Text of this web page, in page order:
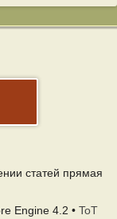
статей прямая
Engine 4.2 • ToT